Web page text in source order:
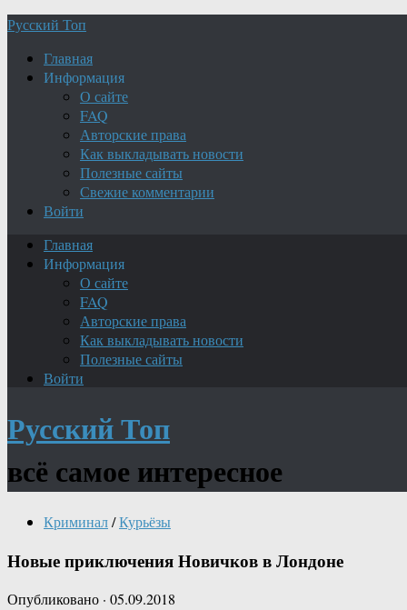
Русский Топ
Главная
Информация
О сайте
FAQ
Авторские права
Как выкладывать новости
Полезные сайты
Свежие комментарии
Войти
Главная
Информация
О сайте
FAQ
Авторские права
Как выкладывать новости
Полезные сайты
Войти
Русский Топ
всё самое интересное
Криминал/Курьёзы
Новые приключения Новичков в Лондоне
Опубликовано · 05.09.2018